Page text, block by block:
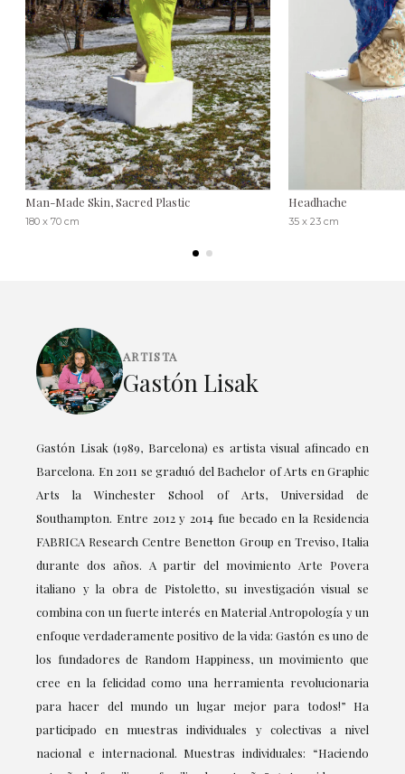
Man-Made Skin, Sacred Plastic
180 x 70 cm
Headhache
35 x 23 cm
ARTISTA
Gastón Lisak
Gastón Lisak (1989, Barcelona) es artista visual afincado en
Barcelona. En 2011 se graduó del Bachelor of Arts en Graphic
Arts la Winchester School of Arts, Universidad de
Southampton. Entre 2012 y 2014 fue becado en la Residencia
FABRICA Research Centre Benetton Group en Treviso, Italia
durante dos años. A partir del movimiento Arte Povera
italiano y la obra de Pistoletto, su investigación visual se
combina con un fuerte interés en Material Antropología y un
enfoque verdaderamente positivo de la vida: Gastón es uno de
los fundadores de Random Happiness, un movimiento que
cree en la felicidad como una herramienta revolucionaria
para hacer del mundo un lugar mejor para todos!” Ha
participado en muestras individuales y colectivas a nivel
nacional e internacional. Muestras individuales: “Haciendo